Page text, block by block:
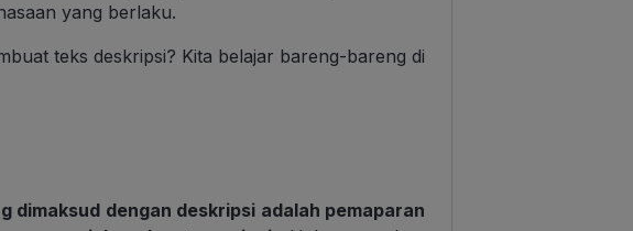
yang berlaku.
teks deskripsi? Kita belajar bareng-bareng di
dimaksud dengan deskripsi adalah pemaparan